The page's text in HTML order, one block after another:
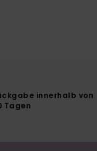
innerhalb von
Tagen